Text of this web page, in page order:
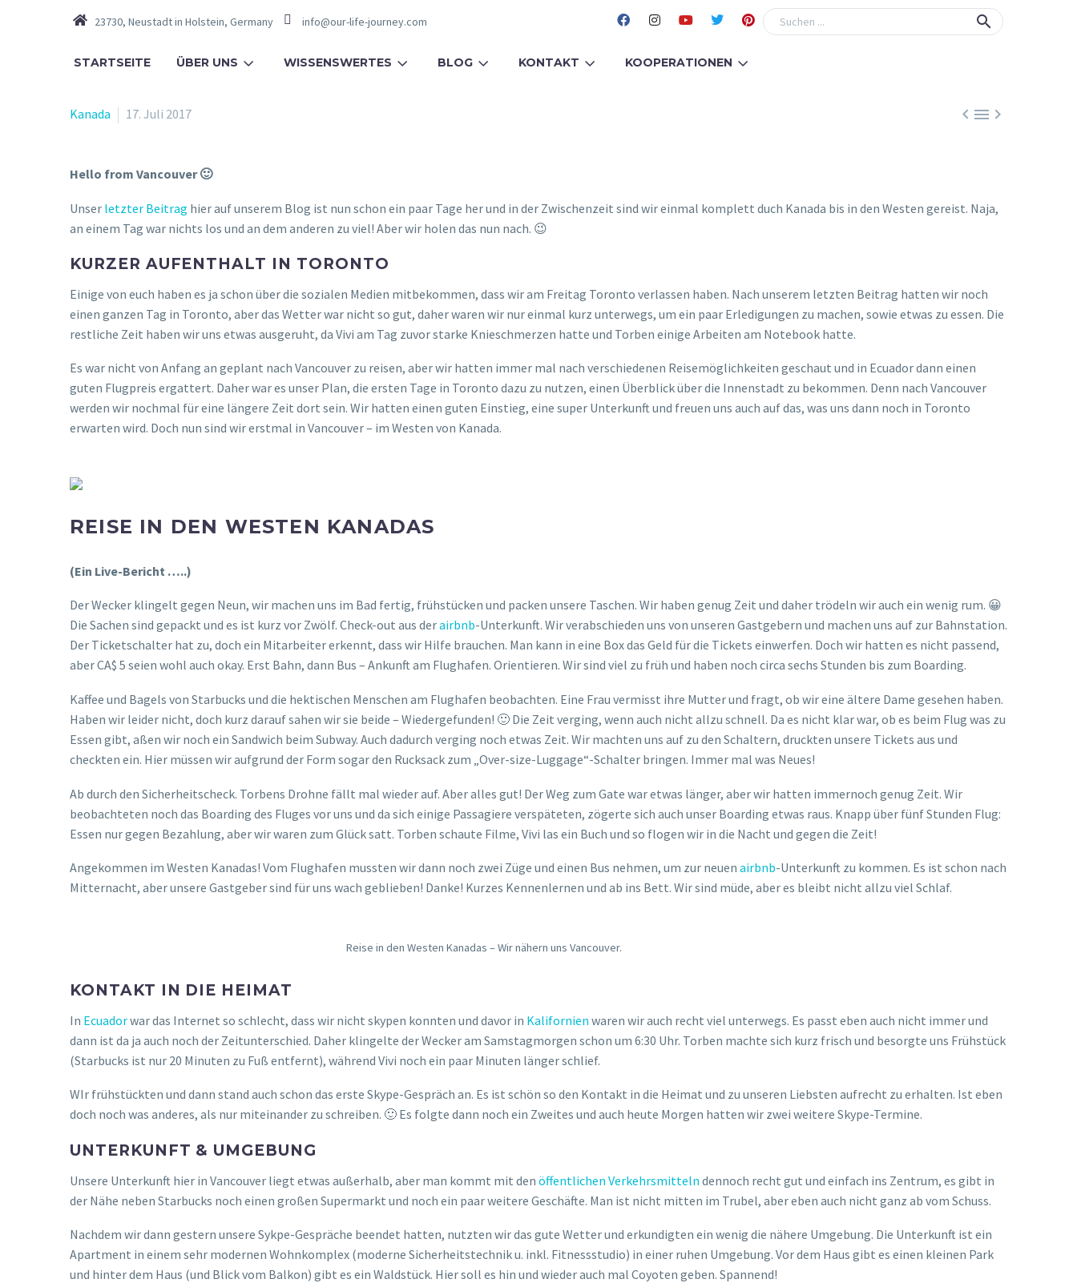
23730, Neustadt in Holstein, Germany info@our-life-journey.com
STARTSEITE ÜBER UNS WISSENSWERTES BLOG KONTAKT KOOPERATIONEN

Kanada 17. Juli 2017
Hello from Vancouver 🙂
Unser letzter Beitrag hier auf unserem Blog ist nun schon ein paar Tage her und in der Zwischenzeit sind wir einmal komplett duch Kanada bis in den Westen gereist. Naja,
an einem Tag war nichts los und an dem anderen zu viel! Aber wir holen das nun nach. 😉
KURZER AUFENTHALT IN TORONTO
Einige von euch haben es ja schon über die sozialen Medien mitbekommen, dass wir am Freitag Toronto verlassen haben. Nach unserem letzten Beitrag hatten wir noch
einen ganzen Tag in Toronto, aber das Wetter war nicht so gut, daher waren wir nur einmal kurz unterwegs, um ein paar Erledigungen zu machen, sowie etwas zu essen. Die
restliche Zeit haben wir uns etwas ausgeruht, da Vivi am Tag zuvor starke Knieschmerzen hatte und Torben einige Arbeiten am Notebook hatte.
Es war nicht von Anfang an geplant nach Vancouver zu reisen, aber wir hatten immer mal nach verschiedenen Reisemöglichkeiten geschaut und in Ecuador dann einen
guten Flugpreis ergattert. Daher war es unser Plan, die ersten Tage in Toronto dazu zu nutzen, einen Überblick über die Innenstadt zu bekommen. Denn nach Vancouver
werden wir nochmal für eine längere Zeit dort sein. Wir hatten einen guten Einstieg, eine super Unterkunft und freuen uns auch auf das, was uns dann noch in Toronto
erwarten wird. Doch nun sind wir erstmal in Vancouver – im Westen von Kanada.
REISE IN DEN WESTEN KANADAS
(Ein Live-Bericht …..)
Der Wecker klingelt gegen Neun, wir machen uns im Bad fertig, frühstücken und packen unsere Taschen. Wir haben genug Zeit und daher trödeln wir auch ein wenig rum. 😀
Die Sachen sind gepackt und es ist kurz vor Zwölf. Check-out aus derairbnb-Unterkunft. Wir verabschieden uns von unseren Gastgebern und machen uns auf zur Bahnstation.
Der Ticketschalter hat zu, doch ein Mitarbeiter erkennt, dass wir Hilfe brauchen. Man kann in eine Box das Geld für die Tickets einwerfen. Doch wir hatten es nicht passend,
aber CA$ 5 seien wohl auch okay. Erst Bahn, dann Bus – Ankunft am Flughafen. Orientieren. Wir sind viel zu früh und haben noch circa sechs Stunden bis zum Boarding.
Kaffee und Bagels von Starbucks und die hektischen Menschen am Flughafen beobachten. Eine Frau vermisst ihre Mutter und fragt, ob wir eine ältere Dame gesehen haben.
Haben wir leider nicht, doch kurz darauf sahen wir sie beide – Wiedergefunden! 🙂 Die Zeit verging, wenn auch nicht allzu schnell. Da es nicht klar war, ob es beim Flug was zu
Essen gibt, aßen wir noch ein Sandwich beim Subway. Auch dadurch verging noch etwas Zeit. Wir machten uns auf zu den Schaltern, druckten unsere Tickets aus und
checkten ein. Hier müssen wir aufgrund der Form sogar den Rucksack zum „Over-size-Luggage“-Schalter bringen. Immer mal was Neues!
Ab durch den Sicherheitscheck. Torbens Drohne fällt mal wieder auf. Aber alles gut! Der Weg zum Gate war etwas länger, aber wir hatten immernoch genug Zeit. Wir
beobachteten noch das Boarding des Fluges vor uns und da sich einige Passagiere verspäteten, zögerte sich auch unser Boarding etwas raus. Knapp über fünf Stunden Flug:
Essen nur gegen Bezahlung, aber wir waren zum Glück satt. Torben schaute Filme, Vivi las ein Buch und so flogen wir in die Nacht und gegen die Zeit!
Angekommen im Westen Kanadas! Vom Flughafen mussten wir dann noch zwei Züge und einen Bus nehmen, um zur neuen airbnb-Unterkunft zu kommen. Es ist schon nach
Mitternacht, aber unsere Gastgeber sind für uns wach geblieben! Danke! Kurzes Kennenlernen und ab ins Bett. Wir sind müde, aber es bleibt nicht allzu viel Schlaf.
Reise in den Westen Kanadas – Wir nähern uns Vancouver.
KONTAKT IN DIE HEIMAT
In Ecuadorwar das Internet so schlecht, dass wir nicht skypen konnten und davor in Kalifornien waren wir auch recht viel unterwegs. Es passt eben auch nicht immer und
dann ist da ja auch noch der Zeitunterschied. Daher klingelte der Wecker am Samstagmorgen schon um 6:30 Uhr. Torben machte sich kurz frisch und besorgte uns Frühstück
(Starbucks ist nur 20 Minuten zu Fuß entfernt), während Vivi noch ein paar Minuten länger schlief.
WIr frühstückten und dann stand auch schon das erste Skype-Gespräch an. Es ist schön so den Kontakt in die Heimat und zu unseren Liebsten aufrecht zu erhalten. Ist eben
doch noch was anderes, als nur miteinander zu schreiben. 🙂 Es folgte dann noch ein Zweites und auch heute Morgen hatten wir zwei weitere Skype-Termine.
UNTERKUNFT & UMGEBUNG
Unsere Unterkunft hier in Vancouver liegt etwas außerhalb, aber man kommt mit den öffentlichen Verkehrsmitteln dennoch recht gut und einfach ins Zentrum, es gibt in
der Nähe neben Starbucks noch einen großen Supermarkt und noch ein paar weitere Geschäfte. Man ist nicht mitten im Trubel, aber eben auch nicht ganz ab vom Schuss.
Nachdem wir dann gestern unsere Sykpe-Gespräche beendet hatten, nutzten wir das gute Wetter und erkundigten ein wenig die nähere Umgebung. Die Unterkunft ist ein
Apartment in einem sehr modernen Wohnkomplex (moderne Sicherheitstechnik u. inkl. Fitnessstudio) in einer ruhen Umgebung. Vor dem Haus gibt es einen kleinen Park
und hinter dem Haus (und Blick vom Balkon) gibt es ein Waldstück. Hier soll es hin und wieder auch mal Coyoten geben. Spannend!